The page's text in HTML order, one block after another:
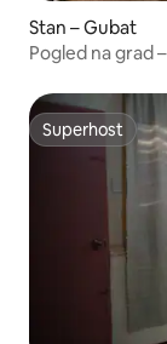
Stan – Gubat
Pogled na grad
Superhost
Superhost